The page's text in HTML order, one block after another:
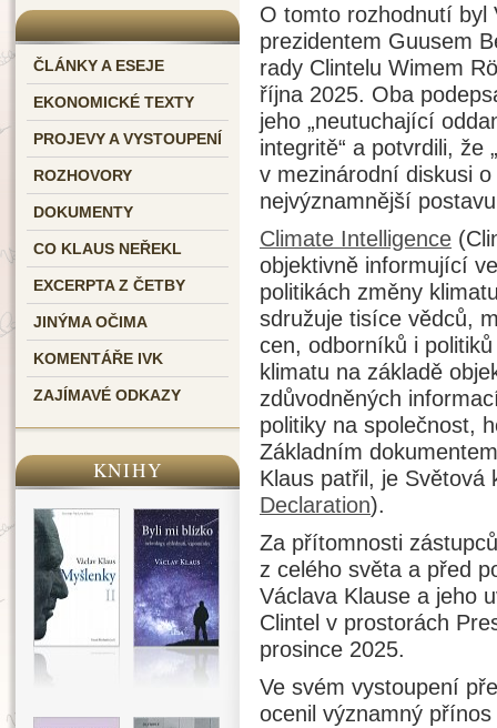
ČLÁNKY A ESEJE
EKONOMICKÉ TEXTY
PROJEVY A VYSTOUPENÍ
ROZHOVORY
DOKUMENTY
CO KLAUS NEŘEKL
EXCERPTA Z ČETBY
JINÝMA OČIMA
KOMENTÁŘE IVK
ZAJÍMAVÉ ODKAZY
KNIHY
O tomto rozhodnutí byl
prezidentem Guusem
rady Clintelu Wimem
října 2025. Oba
jeho „neutuchající
integritě“ a potvrdili, že
v mezinárodní diskusi
nejvýznamnější
Climate Intelligence
objektivně informující
politikách změny
sdružuje tisíce vědců,
cen, odborníků i
klimatu na základě
zdůvodněných
politiky na společnost,
Základním
Klaus patřil, je Světová
Declaration).
Za přítomnosti
z celého světa a před
Václava Klause a jeho
Clintel v prostorách
prosince 2025.
Ve svém vystoupení
ocenil významný